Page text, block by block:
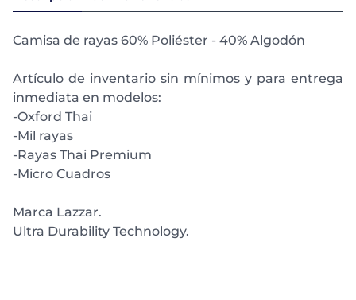
Camisa de rayas 60% Poliéster - 40% Algodón
Artículo de inventario sin mínimos y para entrega
inmediata en modelos:
-Oxford Thai
-Mil rayas
-Rayas Thai Premium
-Micro Cuadros
Marca Lazzar.
Ultra Durability Technology.